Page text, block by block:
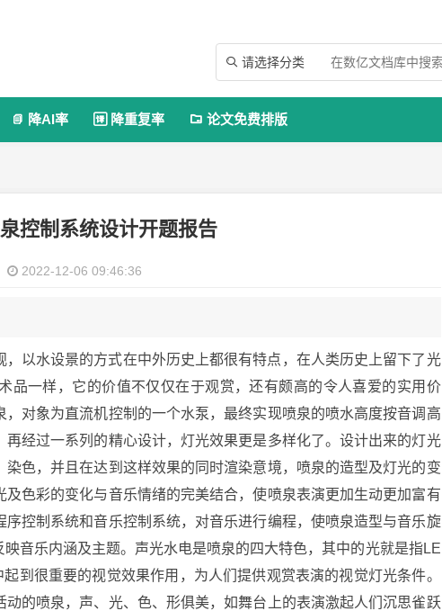
 请选择分类
 降AI率  降重复率  论文免费排版
控制系统设计开题报告
2022-12-06 09:46:36
以水设景的方式在中外历史上都很有特点，在人类历史上留下了光
品一样，它的价值不仅仅在于观赏，还有颇高的令人喜爱的实用价
对象为直流机控制的一个水泵，最终实现喷泉的喷水高度按音调高
经过一系列的精心设计，灯光效果更是多样化了。设计出来的灯光
色，并且在达到这样效果的同时渲染意境，喷泉的造型及灯光的变
色彩的变化与音乐情绪的完美结合，使喷泉表演更加生动更加富有
控制系统和音乐控制系统，对音乐进行编程，使喷泉造型与音乐旋
音乐内涵及主题。声光水电是喷泉的四大特色，其中的光就是指LE
到很重要的视觉效果作用，为人们提供观赏表演的视觉灯光条件。
的喷泉，声、光、色、形俱美，如舞台上的表演激起人们沉思雀跃